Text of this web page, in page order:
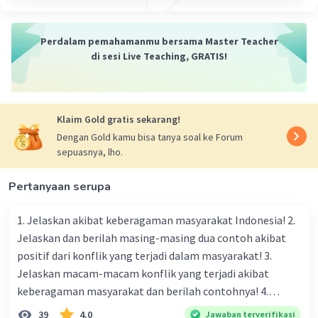
Perdalam pemahamanmu bersama Master Teacher
di sesi Live Teaching, GRATIS!
Klaim Gold gratis sekarang!
Dengan Gold kamu bisa tanya soal ke Forum
sepuasnya, lho.
Pertanyaan serupa
1. Jelaskan akibat keberagaman masyarakat Indonesia! 2.
Jelaskan dan berilah masing-masing dua contoh akibat
positif dari konflik yang terjadi dalam masyarakat! 3.
Jelaskan macam-macam konflik yang terjadi akibat
keberagaman masyarakat dan berilah contohnya! 4.
Mengapa dalam masyarakat yang memiliki keberagaman
39 4.0 Jawaban terverifikasi